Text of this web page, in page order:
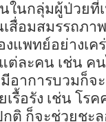
ในกลุ่มผู้ป่วยที่
สื่อมสมรรถภา
แพทย์อย่างเค
ต่ละคน เช่น ค
าการบวมก็จะ
รื้อรัง เช่น โร
ก็จะช่วยชะล